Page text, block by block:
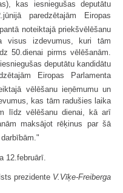
kas iesniegušas deputātu
paredzētajām Eiropas
noteiktajā priekšvēlēšanu
visus izdevumus, kuri tām
50.dienai pirms vēlēšanām.
deputātu kandidātu
Eiropas Parlamenta
vēlēšanu ieņēmumu un
kas tām radušies laika
līdz vēlēšanu dienai, kā arī
maksājot rēķinus par šā
12.februārī.
prezidente V.Vīķe-Freiberga